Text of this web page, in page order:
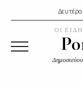
Δευτέρα
ΟΙ